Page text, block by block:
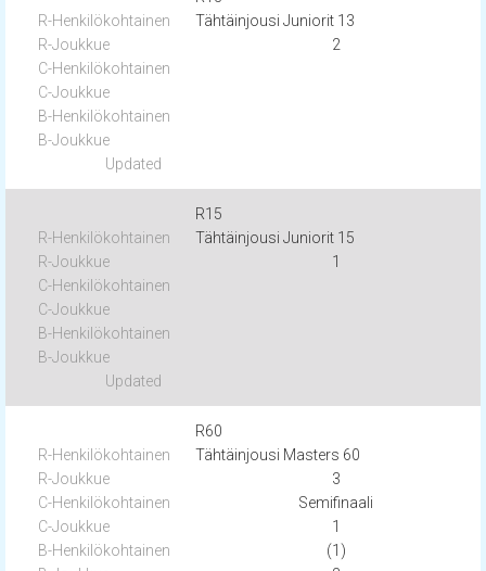
Tähtäinjousi Juniorit 13
2
R15
Tähtäinjousi Juniorit 15
1
R60
Tähtäinjousi Masters 60
3
Semifinaali
1
(1)